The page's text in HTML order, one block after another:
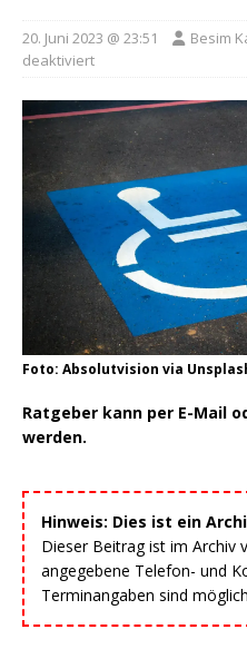
20. Juni 2023 @ 23:51 Besim
deaktiviert
Foto: Absolutvision via
Ratgeber kann per E-Mail
werden.
Hinweis: Dies ist ein
Dieser Beitrag ist im Archiv
angegebene Telefon- und
Terminangaben sind